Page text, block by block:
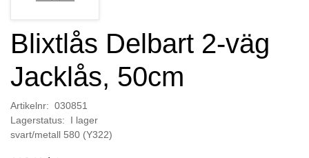
Blixtlås Delbart 2-väg
Jacklås, 50cm
Artikelnr: 030851
Lagerstatus: I lager
svart/metall 580 (Y322)